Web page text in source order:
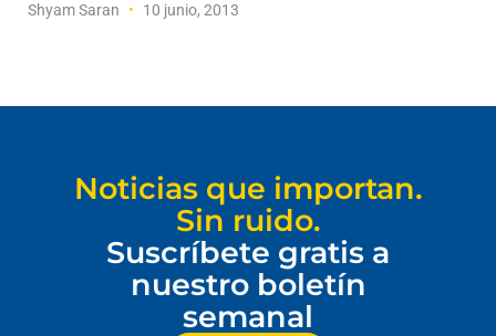
Shyam Saran 10 junio, 2013
Noticias que importan.
Sin ruido.
Suscríbete gratis a
nuestro boletín
semanal